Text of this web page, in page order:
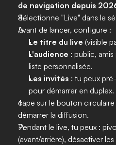
de navigation depuis
Sélectionne "Live" dans le
Avant de lancer, configure :
Le titre du live (visible
L'audience : public,
liste personnalisée.
Les invités : tu peux
pour démarrer en duplex.
Tape sur le bouton
démarrer la diffusion.
Pendant le live, tu peux :
(avant/arrière), désactiver